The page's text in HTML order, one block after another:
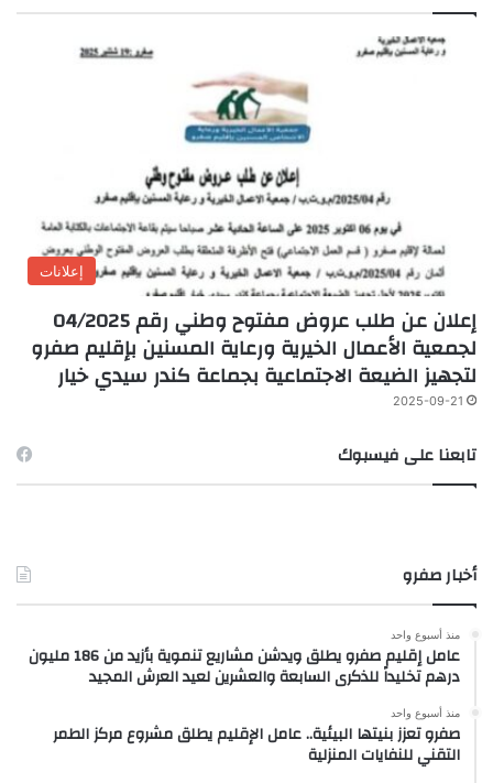
إعلانات
إعلان عن طلب عروض مفتوح وطني رقم 04/2025
لجمعية الأعمال الخيرية ورعاية المسنين بإقليم صفرو
لتجهيز الضيعة الاجتماعية بجماعة كندر سيدي خيار
2025-09-21
تابعنا على فيسبوك
أخبار صفرو
منذ أسبوع واحد
عامل إقليم صفرو يطلق ويدشن مشاريع تنموية بأزيد من 186 مليون
درهم تخليداً للذكرى السابعة والعشرين لعيد العرش المجيد
منذ أسبوع واحد
صفرو تعزز بنيتها البيئية.. عامل الإقليم يطلق مشروع مركز الطمر
التقني للنفايات المنزلية